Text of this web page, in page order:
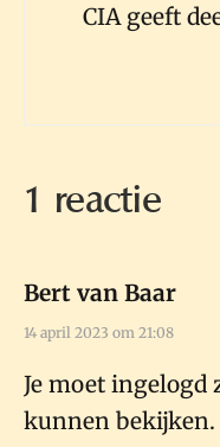
CIA geeft
1 reactie
Bert van Baar
14 april 2023 om 21:08
Je moet ingelogd
kunnen bekijken.